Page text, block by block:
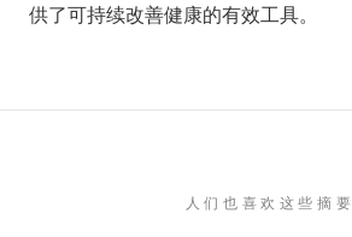
供了可持续改善健康的有效工具。
人们也喜欢这些摘要